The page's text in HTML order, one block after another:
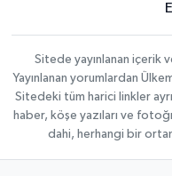
Sitede yayınlanan içerik
Yayınlanan yorumlardan
Sitedeki tüm harici linkler
haber, köşe yazıları ve
dahi, herhangi bir